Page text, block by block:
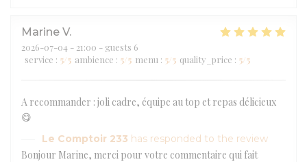
Marine V
2026-07-04 - 21:00 - guests 6
service : 5/5 ambience : 5/5 menu : 5/5 quality_price : 5/5
A recommander : joli cadre, équipe au top et repas délicieux
😋
Le Comptoir 233 has responded to the review
Bonjour Marine, merci pour votre commentaire qui fait